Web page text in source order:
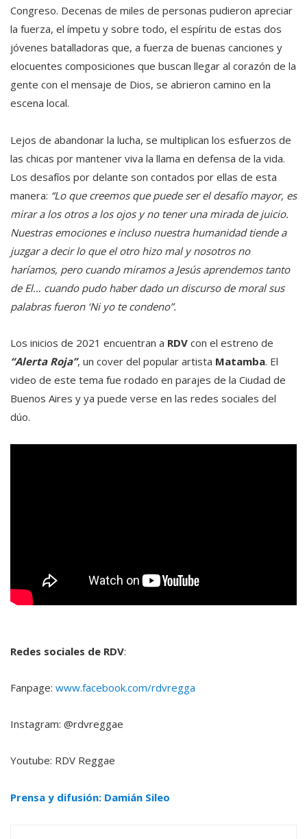
Congreso. Decenas de miles de personas pudieron apreciar
la fuerza, el ímpetu y sobre todo, el espíritu de estas dos
jóvenes batalladoras que, a fuerza de buenas canciones y
elocuentes composiciones que buscan llegar al corazón de la
gente con el mensaje de Dios, se abrieron camino en la
escena local.
Lejos de abandonar la lucha, se multiplican los esfuerzos de
las chicas por mantener viva la llama en defensa de la vida.
Los desafíos por delante son contados por ellas de esta
manera: “Lo que creemos que puede ser el desafío mayor, es
mirar a los otros a los ojos y no tener una mirada de juicio.
Nuestras emociones e incluso nuestra humanidad tiende a
juzgar a decir lo que el otro hizo mal y nosotros no
haríamos, pero cuando miramos a Jesús aprendemos tanto
de El… cuando pudo haber dado un discurso de moral sus
palabras fueron ‘Ni yo te condeno”.
Los inicios de 2021 encuentran a RDV con el estreno de
“Alerta Roja”, un cover del popular artista Matamba. El
video de este tema fue rodado en parajes de la Ciudad de
Buenos Aires y ya puede verse en las redes sociales del
dúo.
Redes sociales de RDV:
Fanpage: www.facebook.com/rdvregga
Instagram: @rdvreggae
Youtube: RDV Reggae
Prensa y difusión: Damián Sileo